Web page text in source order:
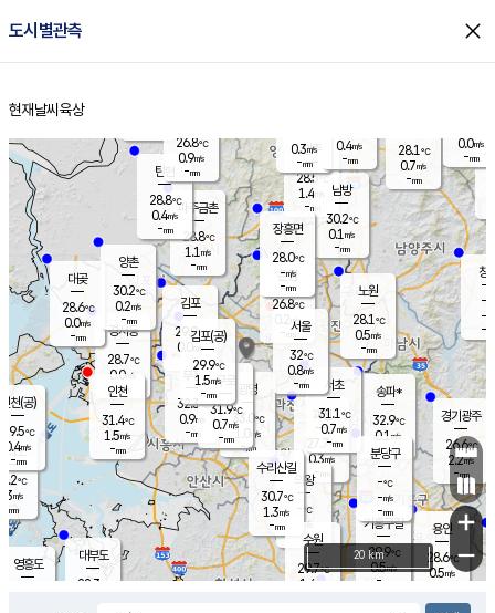
도시별관측 close
홈
현재날씨 육상
의도
℃
m/s
mm
영흥도
양주
28.5℃
1.4
-mm
과천
27.7℃
0.3m/s
- mm
용인
28.6℃
0.5m/s
경기광주
26.6℃
2.2m/s
-mm
대부도
28.3
경서동
28.7℃
0.0m/s
-mm
파주금촌
28.8℃
1.1 m/s
-mm
28.1℃
0.7m/s
-mm
대곶
28.6℃
0.0m/s
-mm
창
-
-m/
-
탄현
28.8℃
0.4m/s
-mm
0.0m/s
-mm
의왕
- ℃
m/s
mm
김포
29.9℃
0.0 m/s
mm
광명
33.0
℃
1.0 m/s
-mm
부천
32.3℃
0.9m/s
-mm
양촌
30.2℃
0.2m/s
-mm
구로
31.9℃
0.7m/s
-mm
은평
26.8℃
0.2 m/s
- mm
노원
28.1℃
0.5m/s
-mm
송파*
32.9℃
0.1 m/s
-mm
서초
31.1℃
0.7m/s
-mm
남방
30.2℃
0.1 m/s
-mm
기흥구갈
29.9℃
0.5m/s
-
수리산길
30.7℃
1.3m/s
-mm
분당구
-℃
-m/s
-mm
장흥면
28.0℃
-m/s
-mm
0.3m/s
-mm
인천(공)
29.5℃
0.4m/s
-mm
김포(공)
29.9℃
1.5m/s
-mm
수원
29.7℃
1.4 m/s
인천
31.4℃
1.5m/s
-mm
서울
32℃
0.8m/s
-mm
26.8℃
0.9m/s
-mm
0.4m/s
-mm
+
−
20 km